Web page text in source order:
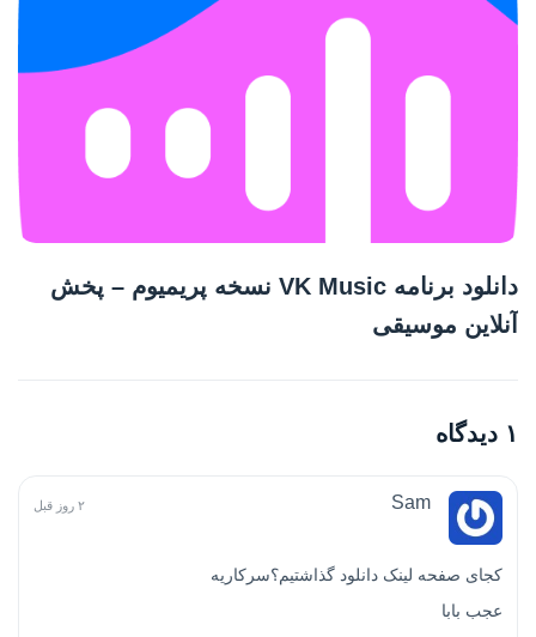
دانلود برنامه VK Music نسخه پریمیوم – پخش
آنلاین موسیقی
۱ دیدگاه
Sam ۲ روز قبل
کجای صفحه لینک دانلود گذاشتیم؟سرکاریه
عجب بابا